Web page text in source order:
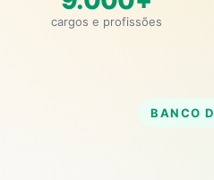
cargos e profissões
BANCO